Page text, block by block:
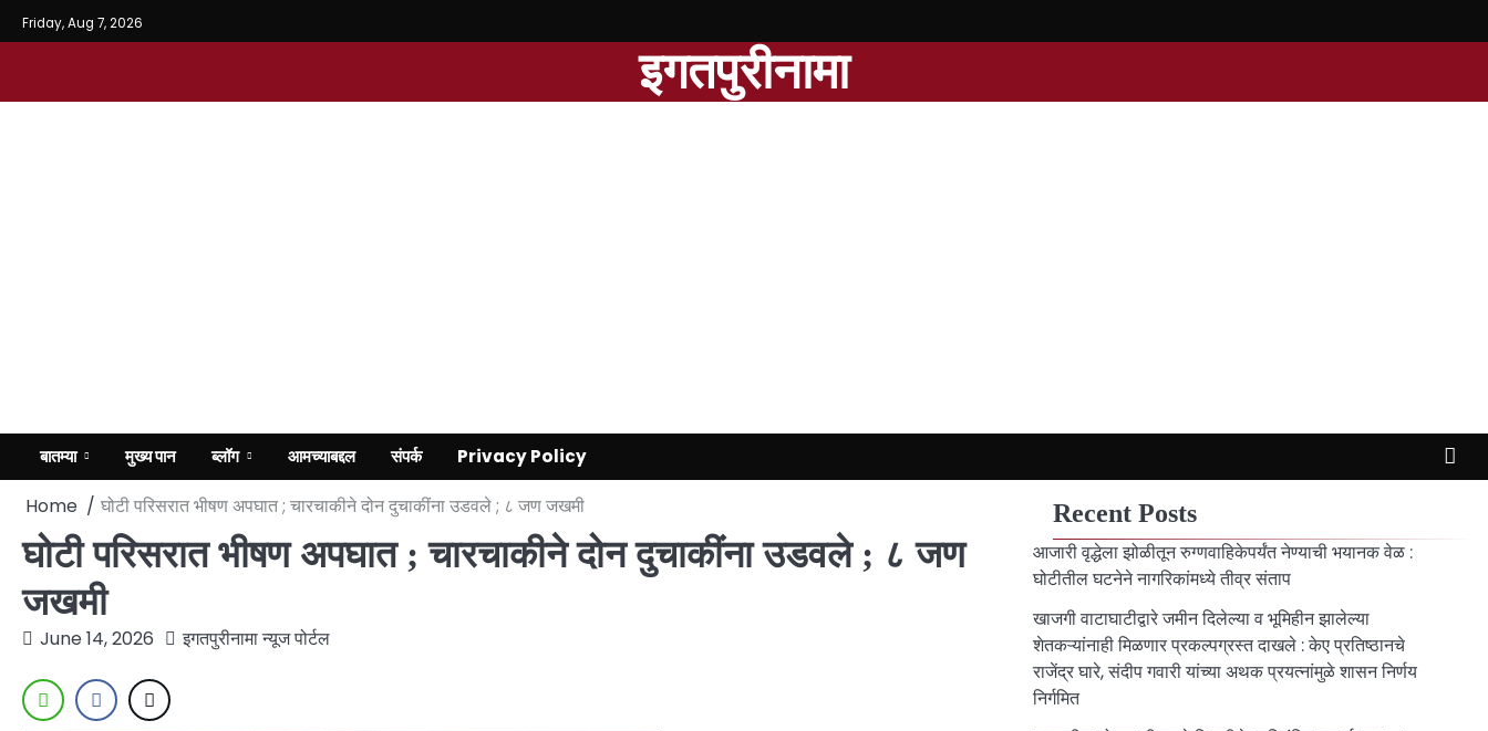
Friday, Aug 7, 2026
इगतपुरीनामा
बातम्या मुख्य पान ब्लॉग आमच्याबद्दल संपर्क Privacy Policy
Home घोटी परिसरात भीषण अपघात ; चारचाकीने दोन दुचाकींना उडवले ; ८ जण जखमी
घोटी परिसरात भीषण अपघात ; चारचाकीने दोन दुचाकींना उडवले ; ८ जण
जखमी
June 14, 2026 इगतपुरीनामा न्यूज पोर्टल
Recent Posts
आजारी वृद्धेला झोळीतून रुग्णवाहिकेपर्यंत नेण्याची भयानक वेळ :
घोटीतील घटनेने नागरिकांमध्ये तीव्र संताप
खाजगी वाटाघाटीद्वारे जमीन दिलेल्या व भूमिहीन झालेल्या
शेतकऱ्यांनाही मिळणार प्रकल्पग्रस्त दाखले : केए प्रतिष्ठानचे
राजेंद्र घारे, संदीप गवारी यांच्या अथक प्रयत्नांमुळे शासन निर्णय
निर्गमित